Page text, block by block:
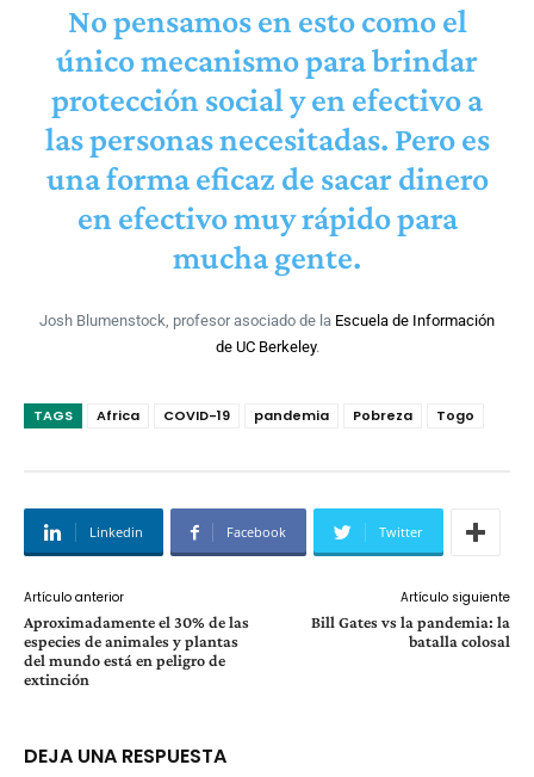
No pensamos en esto como el
único mecanismo para brindar
protección social y en efectivo a
las personas necesitadas. Pero es
una forma eficaz de sacar dinero
en efectivo muy rápido para
mucha gente.
Josh Blumenstock, profesor asociado de la Escuela de Información
de UC Berkeley.
TAGS Africa COVID-19 pandemia Pobreza Togo
Linkedin Facebook Twitter
Artículo anterior
Aproximadamente el 30% de las
especies de animales y plantas
del mundo está en peligro de
extinción
Artículo siguiente
Bill Gates vs la pandemia: la
batalla colosal
DEJA UNA RESPUESTA